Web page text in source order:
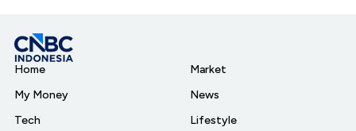
Home
My Money
Tech
Market
News
Lifestyle